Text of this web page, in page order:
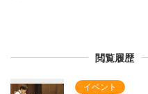
閲覧履歴